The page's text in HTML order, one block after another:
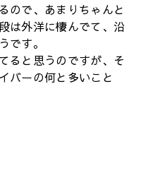
ので、あまりちゃんと
は外洋に棲んでて、沿
です。
ると思うのですが、そ
バーの何と多いこと